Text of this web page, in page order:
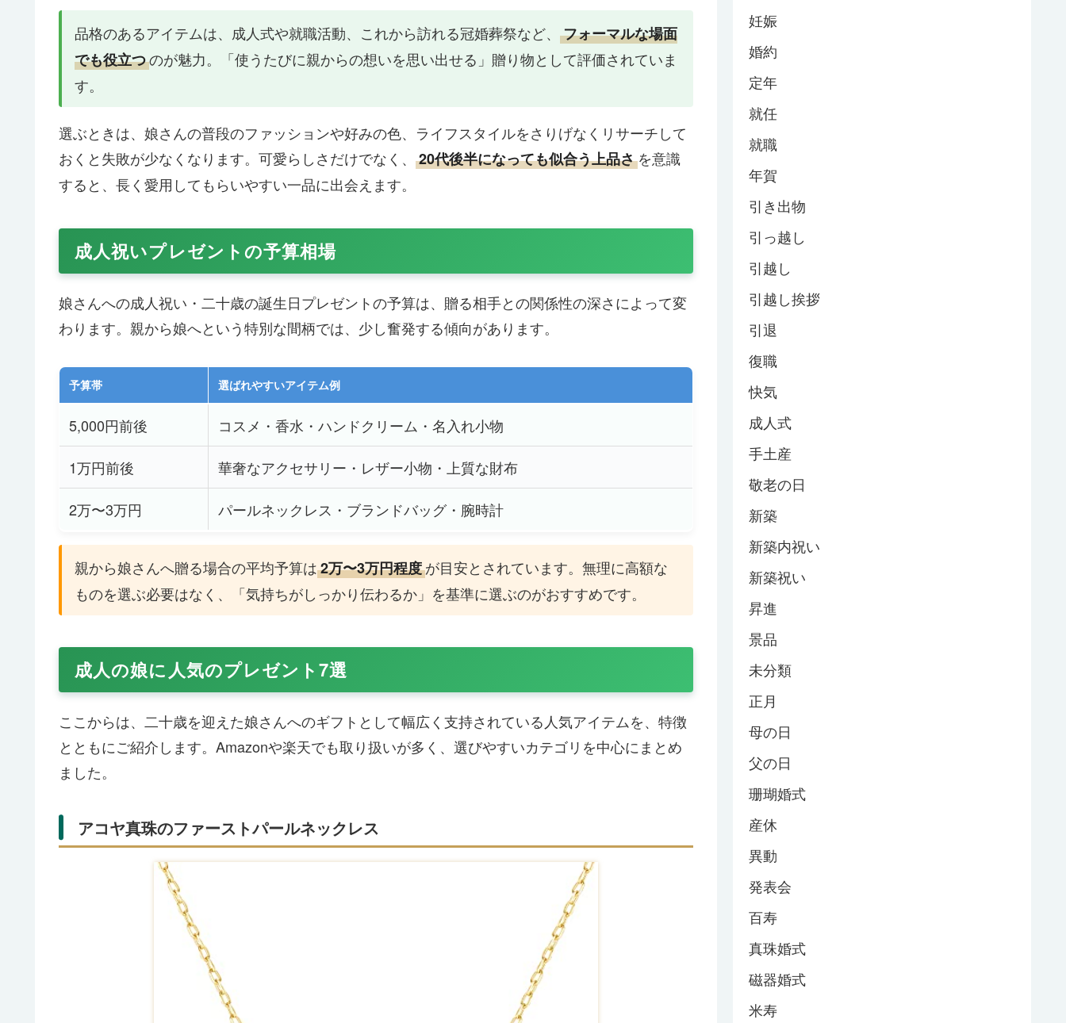
品格のあるアイテムは、成人式や就職活動、これから訪れる冠婚葬祭など、
フォーマルな場面
でも役立つのが魅力。「使うたびに親からの想いを思い出せる」贈り物として評価されていま
す。
選ぶときは、娘さんの普段のファッションや好みの色、ライフスタイルをさりげなくリサーチして
おくと失敗が少なくなります。可愛らしさだけでなく、
20代後半になっても似合う上品さ を意識
すると、長く愛用してもらいやすい一品に出会えます。
成人祝いプレゼントの予算相場
娘さんへの成人祝い・二十歳の誕生日プレゼントの予算は、贈る相手との関係性の深さによって変
わります。親から娘へという特別な間柄では、少し奮発する傾向があります。
予算帯 選ばれやすいアイテム例
5,000円前後 コスメ・香水・ハンドクリーム・名入れ小物
1万円前後 華奢なアクセサリー・レザー小物・上質な財布
2万〜3万円 パールネックレス・ブランドバッグ・腕時計
親から娘さんへ贈る場合の平均予算は2万〜3万円程度が目安とされています。無理に高額な
ものを選ぶ必要はなく、「気持ちがしっかり伝わるか」を基準に選ぶのがおすすめです。
成人の娘に人気のプレゼント7選
ここからは、二十歳を迎えた娘さんへのギフトとして幅広く支持されている人気アイテムを、特徴
とともにご紹介します。Amazonや楽天でも取り扱いが多く、選びやすいカテゴリを中心にまとめ
ました。
アコヤ真珠のファーストパールネックレス
妊娠
婚約
定年
就任
就職
年賀
引き出物
引っ越し
引越し
引越し挨拶
引退
復職
快気
成人式
手土産
敬老の日
新築
新築内祝い
新築祝い
昇進
景品
未分類
正月
母の日
父の日
珊瑚婚式
産休
異動
発表会
百寿
真珠婚式
磁器婚式
米寿